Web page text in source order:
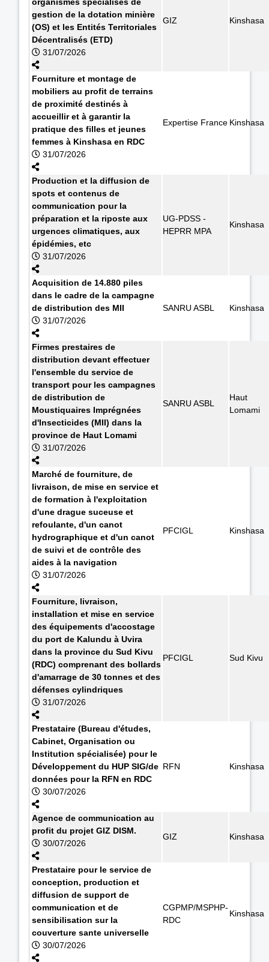
gestion de la dotation minière
(OS) et les Entités Territoriales
Décentralisés (ETD)
31/07/2026
GIZ Kinshasa
Fourniture et montage de
mobiliers au profit de terrains
de proximité destinés à
accueillir et à garantir la
pratique des filles et jeunes
femmes à Kinshasa en RDC
31/07/2026
Expertise France Kinshasa
Production et la diffusion de
spots et contenus de
communication pour la
préparation et la riposte aux
urgences climatiques, aux
épidémies, etc
31/07/2026
UG-PDSS -
HEPRR MPA
Kinshasa
Acquisition de 14.880 piles
dans le cadre de la campagne
de distribution des MII
31/07/2026
SANRU ASBL Kinshasa
Firmes prestaires de
distribution devant effectuer
l'ensemble du service de
transport pour les campagnes
de distribution de
Moustiquaires Imprégnées
d'Insecticides (MII) dans la
province de Haut Lomami
31/07/2026
SANRU ASBL
Haut
Lomami
Marché de fourniture, de
livraison, de mise en service et
de formation à l'exploitation
d'une drague suceuse et
refoulante, d'un canot
hydrographique et d'un canot
de suivi et de contrôle des
aides à la navigation
31/07/2026
PFCIGL Kinshasa
Fourniture, livraison,
installation et mise en service
des équipements d'accostage
du port de Kalundu à Uvira
dans la province du Sud Kivu
(RDC) comprenant des bollards
d'amarrage de 30 tonnes et des
défenses cylindriques
31/07/2026
PFCIGL Sud Kivu
Prestataire (Bureau d'études,
Cabinet, Organisation ou
Institution spécialisée) pour le
Développement du HUP SIG/de
données pour la RFN en RDC
30/07/2026
RFN Kinshasa
Agence de communication au
profit du projet GIZ DISM.
30/07/2026
GIZ Kinshasa
Prestataire pour le service de
conception, production et
diffusion de support de
communication et de
sensibilisation sur la
couverture sante universelle
30/07/2026
CGPMP/MSPHP-
RDC
Kinshasa